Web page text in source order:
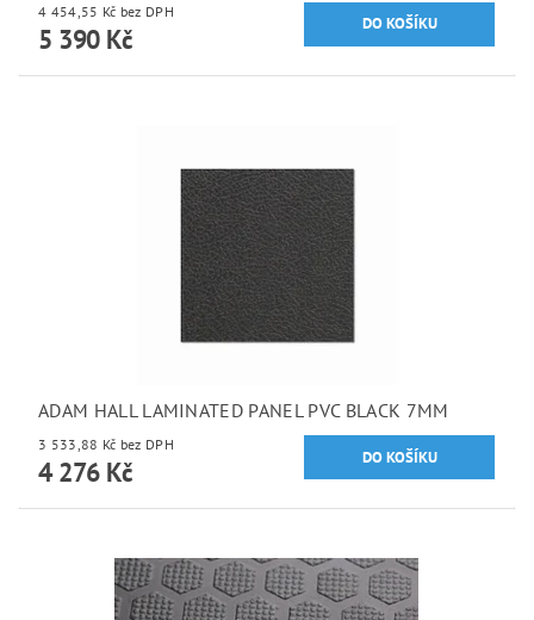
4 454,55 Kč bez DPH
5 390 Kč
ADAM HALL LAMINATED PANEL PVC BLACK 7MM
3 533,88 Kč bez DPH
4 276 Kč